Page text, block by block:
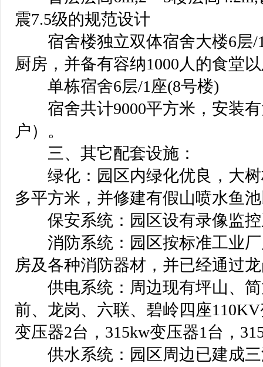
震7.5级的规范设计
宿舍楼独立双体宿舍大楼6层/
厨房，并备有容纳1000人的食堂
单栋宿舍6层/1座(8号楼)
宿舍共计9000平方米，安装有
户）。
三、其它配套设施：
绿化：园区内绿化优良，大树
多平方米，并修建有假山喷水鱼
保安系统：园区设有录像监控
消防系统：园区按标准工业厂
房及各种消防器材，并已经通过
供电系统：周边现有坪山、简
前、龙岗、六联、碧岭四座
变压器2台，315kw变压器1台，
供水系统：园区周边已建成三